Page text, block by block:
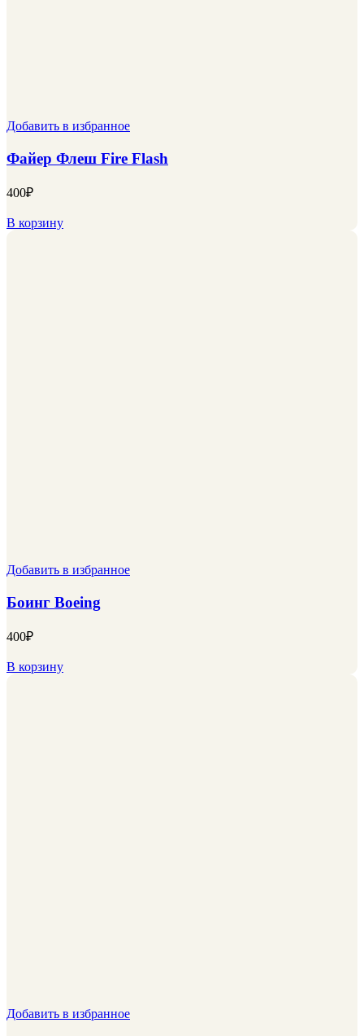
Добавить в избранное
Файер Флеш Fire Flash
400₽
В корзину
Добавить в избранное
Боинг Boeing
400₽
В корзину
Добавить в избранное